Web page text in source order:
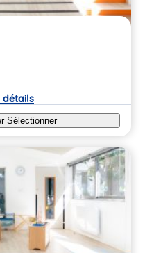
détails
Sélectionner